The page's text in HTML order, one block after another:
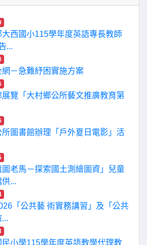
西國小115學年度英語專長教師
...
－急難紓困實施方案
覽「大村鄉公所藝文推廣教育第
圖書館辦理「戶外夏日電影」活
老馬－探索國土測繪圖資」兒童
...
「公共藝 術實務講習」及「公共
小學115學年度英語教學代理教